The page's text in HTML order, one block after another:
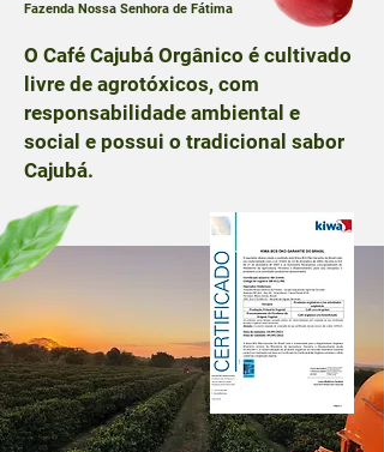
Fazenda Nossa Senhora de Fátima
O Café Cajubá Orgânico é cultivado
livre de agrotóxicos, com
responsabilidade ambiental e
social e possui o tradicional sabor
Cajubá.